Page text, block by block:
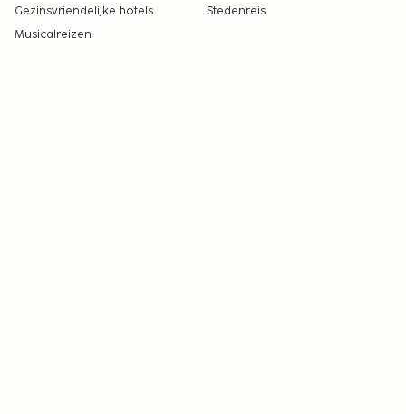
Gezinsvriendelijke hotels
Stedenreis
Musicalreizen